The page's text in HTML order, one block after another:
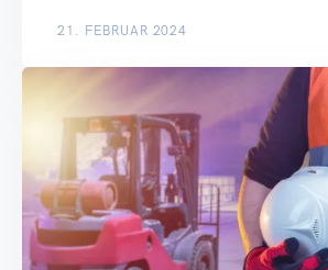
21. FEBRUAR 2024